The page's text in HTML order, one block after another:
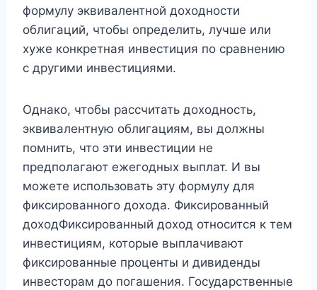
формулу эквивалентной доходности
облигаций, чтобы определить, лучше или
хуже конкретная инвестиция по сравнению
с другими инвестициями.
Однако, чтобы рассчитать доходность,
эквивалентную облигациям, вы должны
помнить, что эти инвестиции не
предполагают ежегодных выплат. И вы
можете использовать эту формулу для
фиксированного дохода. Фиксированный
доходФиксированный доход относится к тем
инвестициям, которые выплачивают
фиксированные проценты и дивиденды
инвесторам до погашения. Государственные